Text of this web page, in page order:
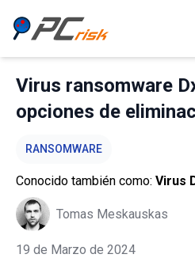
Virus ransomware
opciones de
RANSOMWARE
Conocido también como: Virus
Tomas Meskauskas
19 de Marzo de 2024